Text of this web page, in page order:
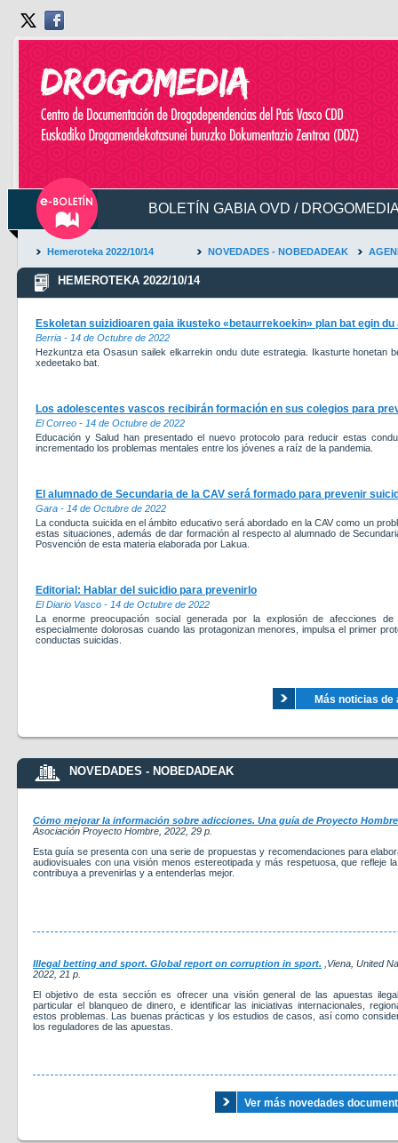
BOLETÍN GABIA OVD /
Hemeroteka 2022/10/14 NOVEDADES - NOBEDADEAK
HEMEROTEKA 2022/10/14
Eskoletan suizidioaren gaia ikusteko «betaurrekoekin» plan bat egin
Berria - 14 de Octubre de 2022
Hezkuntza eta Osasun sailek elkarrekin ondu dute estrategia. Ikasturte honetan
xedeetako bat.
Los adolescentes vascos recibirán formación en sus colegios para
El Correo - 14 de Octubre de 2022
Educación y Salud han presentado el nuevo protocolo para reducir estas
incrementado los problemas mentales entre los jóvenes a raíz de la pandemia.
El alumnado de Secundaria de la CAV será formado para prevenir
Gara - 14 de Octubre de 2022
La conducta suicida en el ámbito educativo será abordado en la CAV como un
estas situaciones, además de dar formación al respecto al alumnado de
Posvención de esta materia elaborada por Lakua.
Editorial: Hablar del suicidio para prevenirlo
El Diario Vasco - 14 de Octubre de 2022
La enorme preocupación social generada por la explosión de afecciones
especialmente dolorosas cuando las protagonizan menores, impulsa el primer
conductas suicidas.
Más noticias
NOVEDADES - NOBEDADEAK
Cómo mejorar la información sobre adicciones. Una guía de Proyecto
Asociación Proyecto Hombre , 2022 , 29 p.
Esta guía se presenta con una serie de propuestas y recomendaciones para
audiovisuales con una visión menos estereotipada y más respetuosa, que refleje
contribuya a prevenirlas y a entenderlas mejor.
Illegal betting and sport. Global report on corruption in sport. ,Viena, United
2022 , 21 p.
El objetivo de esta sección es ofrecer una visión general de las apuestas
particular el blanqueo de dinero, e identificar las iniciativas internacionales,
estos problemas. Las buenas prácticas y los estudios de casos, así como
los reguladores de las apuestas.
Ver más novedades